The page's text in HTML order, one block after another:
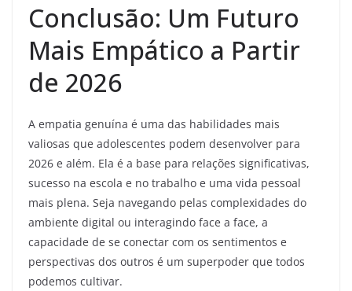
Conclusão: Um Futuro
Mais Empático a Partir
de 2026
A empatia genuína é uma das habilidades mais
valiosas que adolescentes podem desenvolver para
2026 e além. Ela é a base para relações significativas,
sucesso na escola e no trabalho e uma vida pessoal
mais plena. Seja navegando pelas complexidades do
ambiente digital ou interagindo face a face, a
capacidade de se conectar com os sentimentos e
perspectivas dos outros é um superpoder que todos
podemos cultivar.